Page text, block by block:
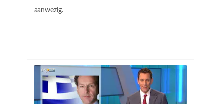
aanwezig.